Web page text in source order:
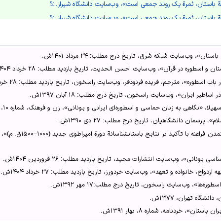
باستان، ثمرة یک روند جمعی است»، وب‌سایت دانشگاه شیراز.
باستان، ثمرة یک روند جمعی است»، وب‌سایت دانشگاه شیراز.
مقایسه‌ای نقش زنان در نزاع‌های درون‌خانوادگی اسطوره‌های ایرانی و یونانی و
مقایسه‌ای نقش زنان در نزاع‌های درون‌خانوادگی اسطوره‌های ایرانی و یونانی و
با تأکید بر نتایج باستانشناسانة دورة امپراطوی جدید (1000-1500ق.م)»، 1390ش، ص104-102.
الهه‌های یونانی»، وب‌سایت راسخون.
1391ش، ص59.
و اسطوره‌های ایرانی»، 1390ش، ص42-40.
اسلام»، پرسمان دانشگاهیان.
و اسطوره‌های ایرانی»، 1390ش، ص43.
منفی شاهنامه»، وب‌سایت راسخون.
وب‌سایت شبکه شرق، تاریخ درج مطلب: ۲۴ مرداد ۱۴۰۱ش.
اسطوره در قرآن»، وب‌سایت احسن الحدیث، تاریخ بازدید مطلب: ۲۸ خرداد ۱۴۰۴ش.
اسطوره»، مترجم، فریده فرنودفر، وب‌سایت راسخون، تاریخ بازدید مطلب: ۲۸ خرداد ۱۴۰۴ش.
ایران»، وب‌سایت راسخون، تاریخ درج مطلب: ۱۸ آبان ۱۳۹۷ش.
«نگاهی به زنان حماسی و اسطوره‌ای ایرانی و یونانی»، زن و فرهنگ، شماره ۱۰، زمستان ۱۳۹۰ش.
پرسمان دانشگاهیان، تاریخ درج مطلب: ۲۷ دی ۱۳۹۰ش.
وب‌سایت راسخون، تاریخ درج مطلب:۱۷ مهر ۱۳۹۲ش.
تهران، ۱۳۷۷ش.
خردنامه، شماره ۸، بهار ۱۳۹۱ش.